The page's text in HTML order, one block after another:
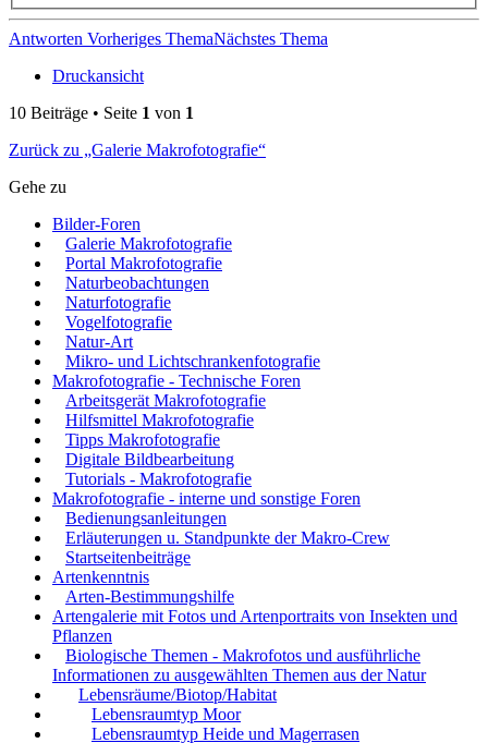
Antworten Vorheriges ThemaNächstes Thema
Druckansicht
10 Beiträge • Seite 1 von 1
Zurück zu „Galerie Makrofotografie“
Gehe zu
Bilder-Foren
Galerie Makrofotografie
Portal Makrofotografie
Naturbeobachtungen
Naturfotografie
Vogelfotografie
Natur-Art
Mikro- und Lichtschrankenfotografie
Makrofotografie - Technische Foren
Arbeitsgerät Makrofotografie
Hilfsmittel Makrofotografie
Tipps Makrofotografie
Digitale Bildbearbeitung
Tutorials - Makrofotografie
Makrofotografie - interne und sonstige Foren
Bedienungsanleitungen
Erläuterungen u. Standpunkte der Makro-Crew
Startseitenbeiträge
Artenkenntnis
Arten-Bestimmungshilfe
Artengalerie mit Fotos und Artenportraits von Insekten und
Pflanzen
Biologische Themen - Makrofotos und ausführliche
Informationen zu ausgewählten Themen aus der Natur
Lebensräume/Biotop/Habitat
Lebensraumtyp Moor
Lebensraumtyp Heide und Magerrasen